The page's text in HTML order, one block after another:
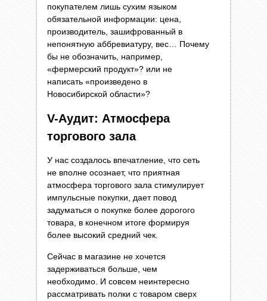
покупателем лишь сухим языком
обязательной информации: цена,
производитель, зашифрованный в
непонятную аббревиатуру, вес… Почему
бы не обозначить, например,
«фермерский продукт»? или не
написать «произведено в
Новосибирской области»?
V-Аудит: Атмосфера
торгового зала
У нас создалось впечатление, что сеть
не вполне осознает, что приятная
атмосфера торгового зала стимулирует
импульсные покупки, дает повод
задуматься о покупке более дорогого
товара, в конечном итоге формируя
более высокий средний чек.
Сейчас в магазине не хочется
задерживаться больше, чем
необходимо. И совсем неинтересно
рассматривать полки с товаром сверх